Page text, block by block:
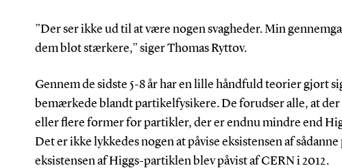
”Der ser ikke ud til at være nogen svagheder. Min
dem blot stærkere,” siger Thomas Ryttov.
Gennem de sidste 5-8 år har en lille håndfuld teorier gjort
bemærkede blandt partikelfysikere. De forudser alle, at der
eller flere former for partikler, der er endnu mindre end
Det er ikke lykkedes nogen at påvise eksistensen af
eksistensen af Higgs-partiklen blev påvist af CERN i 2012.